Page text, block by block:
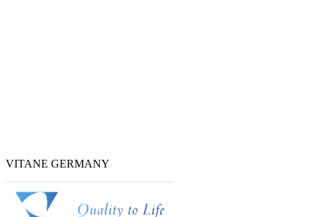
VITANE GERMANY